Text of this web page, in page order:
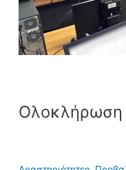
Ολοκλήρωση